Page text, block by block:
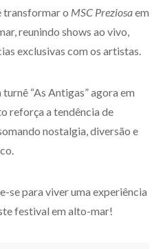
transformar o MSC Preziosaem
reunindo shows ao vivo,
exclusivas com os artistas.
“As Antigas” agora em
reforça a tendência de
nostalgia, diversão e
se para viver uma experiência
festival em alto-mar!